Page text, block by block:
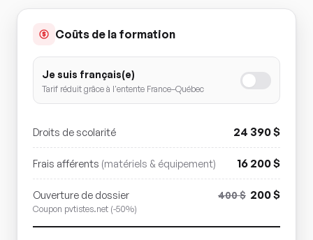
Coûts de la formation
Je suis français(e)
Tarif réduit grâce à l'entente France–Québec
Droits de scolarité 24 390$
Frais afférents (matériels & équipement) 16 200$
Ouverture de dossier
Coupon pvtistes.net (-50%)
400$ 200$